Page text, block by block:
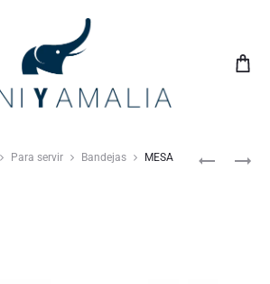
con nosotros y vive una
experiencia inolvidable
Para servir Bandejas MESA